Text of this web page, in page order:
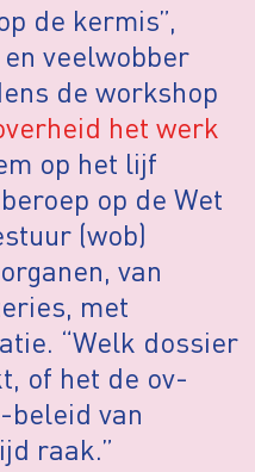
de kermis”,
veelwobber
de workshop
het werk
op het lijf
op de Wet
(wob)
van
met
“Welk dossier
of het de ov-
van
raak.”